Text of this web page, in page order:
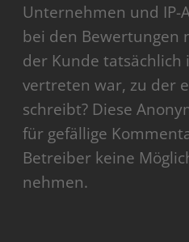
Unternehmen und IP-
bei den Bewertungen
der Kunde tatsächlich
vertreten war, zu der
schreibt? Diese
für gefällige
Betreiber keine
nehmen.